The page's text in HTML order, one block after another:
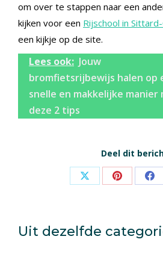
om over te stappen naar een
kijken voor een Rijschool in
een kijkje op de site.
Lees ook: Jouw
bromfietsrijbewijs halen op
snelle en makkelijke manier
deze 2 tips
Deel dit
Share Share
Uit dezelfde